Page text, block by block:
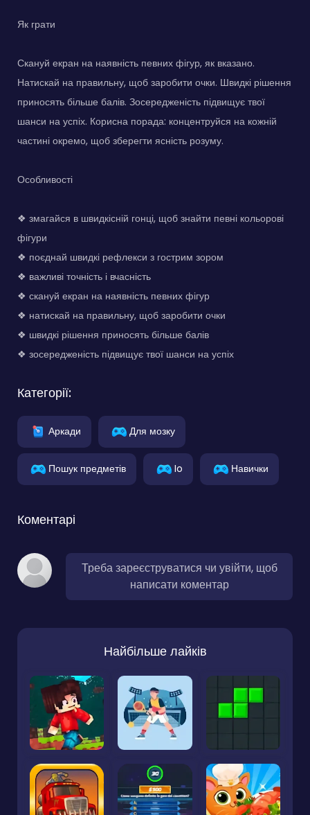
Як грати
Скануй екран на наявність певних фігур, як вказано.
Натискай на правильну, щоб заробити очки. Швидкі рішення
приносять більше балів. Зосередженість підвищує твої
шанси на успіх. Корисна порада: концентруйся на кожній
частині окремо, щоб зберегти ясність розуму.
Особливості
❖ змагайся в швидкісній гонці, щоб знайти певні кольорові
фігури
❖ поєднай швидкі рефлекси з гострим зором
❖ важливі точність і вчасність
❖ скануй екран на наявність певних фігур
❖ натискай на правильну, щоб заробити очки
❖ швидкі рішення приносять більше балів
❖ зосередженість підвищує твої шанси на успіх
Категорії:
Аркади Для мозку
Пошук предметів Io Навички
Коментарі
Треба зареєструватися чи увійти, щоб
написати коментар
Найбільше лайків